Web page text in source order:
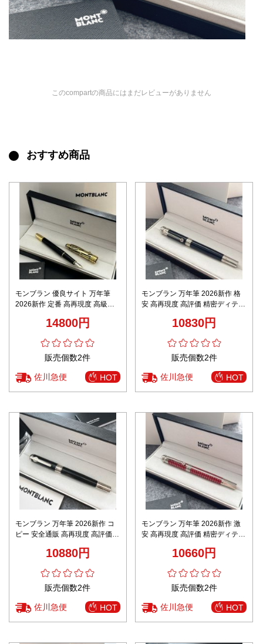
このcompartの商品にはまだレビューがありません
おすすめ商品
モンブラン 優良サイト 万年筆
2026新作 定番 高再現度 高級感
印 安心サイト14800円
販売個数2件
佐川急便 HOT
モンブラン 万年筆 2026新作 格
安 高再現度 高評価 精密ディテー
10830円
販売個数2件
佐川急便 HOT
モンブラン 万年筆 2026新作 コ
ピー 安全通販 高再現度 高評価
心サイト 数量限定入荷
10880円
販売個数2件
佐川急便 HOT
モンブラン 万年筆 2026新作 激
安 高再現度 高評価 精密ディテー
10660円
販売個数2件
佐川急便 HOT